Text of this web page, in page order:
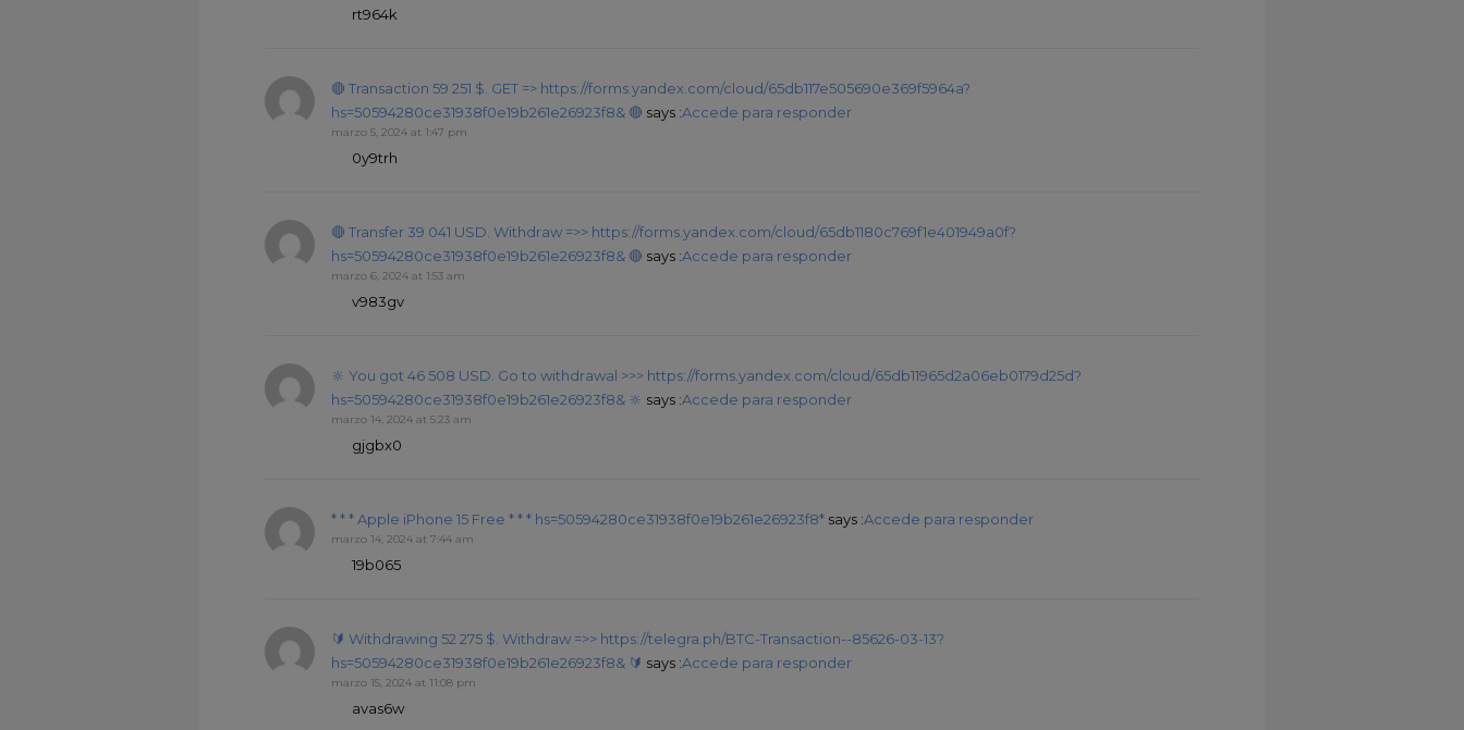
rt964k
🔴 Transaction 59 251 $. GЕТ => https://forms.yandex.com/cloud/65db117e505690e369f5964a?
hs=50594280ce31938f0e19b261e26923f8& 🔴 says :Accede para responder
marzo 5, 2024 at 1:47 pm
0y9trh
🔴 Transfer 39 041 USD. Withdrаw =>> https://forms.yandex.com/cloud/65db1180c769f1e401949a0f?
hs=50594280ce31938f0e19b261e26923f8& 🔴 says :Accede para responder
marzo 6, 2024 at 1:53 am
v983gv
🔆 You got 46 508 USD. Gо tо withdrаwаl >>> https://forms.yandex.com/cloud/65db11965d2a06eb0179d25d?
hs=50594280ce31938f0e19b261e26923f8& 🔆 says :Accede para responder
marzo 14, 2024 at 5:23 am
gjgbx0
* * * Apple iPhone 15 Free * * * hs=50594280ce31938f0e19b261e26923f8* says :Accede para responder
marzo 14, 2024 at 7:44 am
19b065
🔰 Withdrawing 52 275 $. Withdrаw =>> https://telegra.ph/BTC-Transaction--85626-03-13?
hs=50594280ce31938f0e19b261e26923f8& 🔰 says :Accede para responder
marzo 15, 2024 at 11:08 pm
avas6w